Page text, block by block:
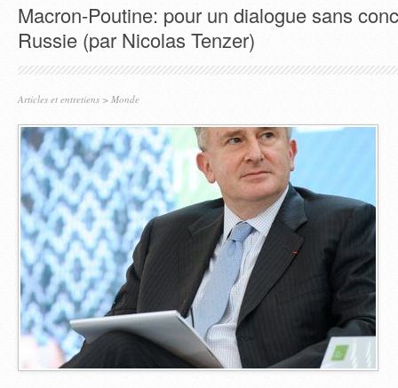
Macron-Poutine: pour un dialogue sans
Russie (par Nicolas Tenzer)
Articles et entretiens > Monde